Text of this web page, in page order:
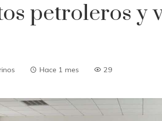
petroleros y
Hace 1 mes 29